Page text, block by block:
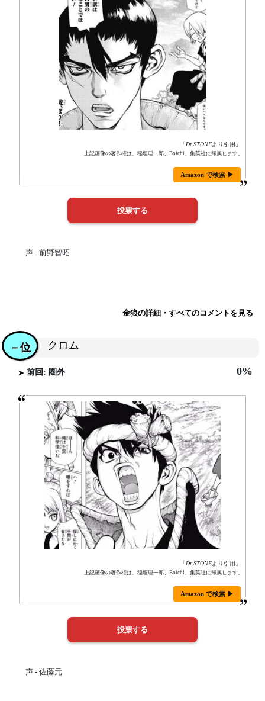
「Dr.STONEより引用」
上記画像の著作権は、稲垣理一郎、Boichi、集英社に帰属します。
Amazon で検索 ▶
声 - 前野智昭
金狼の詳細・すべてのコメントを見る
クロム
－位
前回: 圏外 0%
「Dr.STONEより引用」
上記画像の著作権は、稲垣理一郎、Boichi、集英社に帰属します。
Amazon で検索 ▶
声 - 佐藤元